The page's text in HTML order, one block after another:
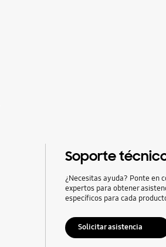
Soporte
¿Necesitas ayuda? Ponte en
expertos para obtener
específicos para cada
Solicitar asistencia